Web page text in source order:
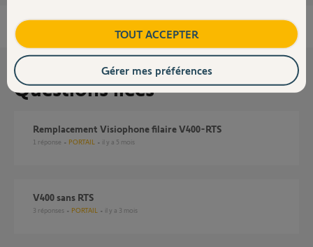
Questions liées
Remplacement Visiophone filaire V400-RTS
1 réponse PORTAIL il y a 5 mois
V400 sans RTS
3 réponses PORTAIL il y a 3 mois
TOUT ACCEPTER
Gérer mes préférences